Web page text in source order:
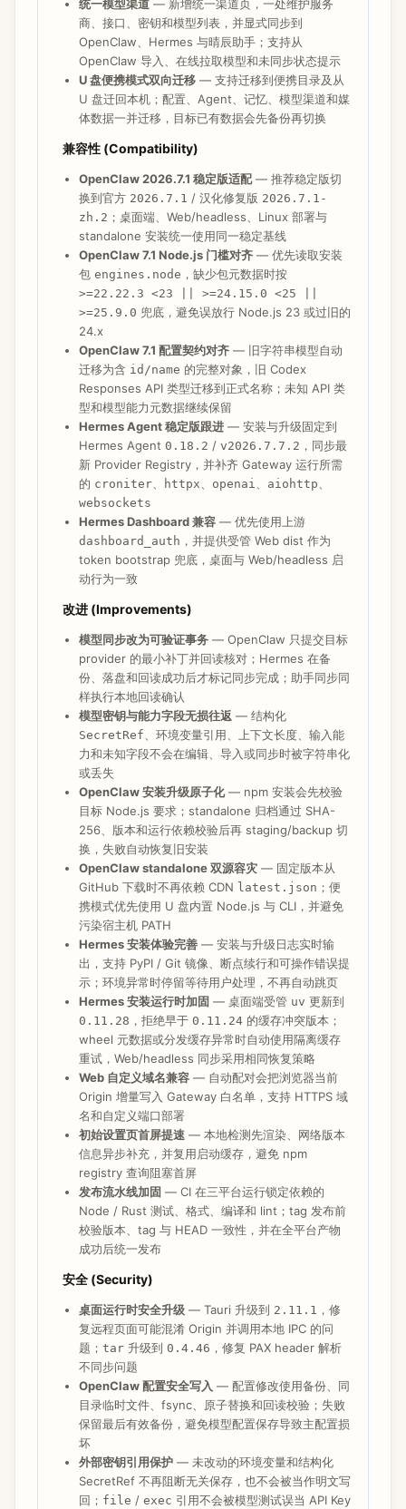
测试与验证 (Testing)
node --test tests/*.test.js ：537 passed
npm run build ：通过
cargo fmt --all -- --check 、
cargo check
--locked 、 cargo clippy --locked --all-
targets -- -D warnings
：通过
本地生产 Web Playwright：OpenClaw 核心路由、LM
Studio 配置同步、Hermes Gateway/Profile 和移动端
布局全部通过，页面错误、HTTP 500、失败请求和控
制台错误均为 0
Linux Docker 实测：镜像构建、OpenClaw CLI、LM
Studio 50000 → 196608 写入/Agent 同步/刷新回
读、自定义端口及健康检查全部通过
统一模型渠道 — 新增统一渠道页，一处维护服务
商、接口、密钥和模型列表，并显式同步到
OpenClaw、Hermes 与晴辰助手；支持从
OpenClaw 导入、在线拉取模型和未同步状态提示
U 盘便携模式双向迁移 — 支持迁移到便携目录及从
U 盘迁回本机；配置、Agent、记忆、模型渠道和媒
体数据一并迁移，目标已有数据会先备份再切换
兼容性 (Compatibility)
OpenClaw 2026.7.1 稳定版适配— 推荐稳定版切
换到官方 2026.7.1 / 汉化修复版 2026.7.1-
zh.2 ；桌面端、Web/headless、Linux 部署与
standalone 安装统一使用同一稳定基线
OpenClaw 7.1 Node.js 门槛对齐 — 优先读取安装
包 engines.node ，缺少包元数据时按
>=22.22.3 <23 || >=24.15.0 <25 ||
>=25.9.0 兜底，避免误放行 Node.js 23 或过旧的
24.x
OpenClaw 7.1 配置契约对齐 — 旧字符串模型自动
迁移为含 id/name 的完整对象，旧 Codex
Responses API 类型迁移到正式名称；未知 API 类
型和模型能力元数据继续保留
Hermes Agent 稳定版跟进 — 安装与升级固定到
Hermes Agent 0.18.2 / v2026.7.7.2 ，同步最
新 Provider Registry，并补齐 Gateway 运行所需
的 croniter httpx openai aiohttp
websockets
Hermes Dashboard 兼容 — 优先使用上游
dashboard_auth ，并提供受管 Web dist 作为
token bootstrap 兜底，桌面与 Web/headless 启
动行为一致
改进 (Improvements)
模型同步改为可验证事务 — OpenClaw 只提交目标
provider 的最小补丁并回读核对；Hermes 在备
份、落盘和回读成功后才标记同步完成；助手同步同
样执行本地回读确认
模型密钥与能力字段无损往返 — 结构化
SecretRef 、环境变量引用、上下文长度、输入能
力和未知字段不会在编辑、导入或同步时被字符串化
或丢失
OpenClaw 安装升级原子化— npm 安装会先校验
目标 Node.js 要求；standalone 归档通过 SHA-
256、版本和运行依赖校验后再 staging/backup 切
换，失败自动恢复旧安装
OpenClaw standalone 双源容灾 — 固定版本从
GitHub 下载时不再依赖 CDN latest.json ；便
携模式优先使用 U 盘内置 Node.js 与 CLI，并避免
污染宿主机 PATH
Hermes 安装体验完善 — 安装与升级日志实时输
出，支持 PyPI / Git 镜像、断点续行和可操作错误提
示；环境异常时停留等待用户处理，不再自动跳页
Hermes 安装运行时加固 — 桌面端受管 uv 更新到
0.11.28 ，拒绝早于 0.11.24 的缓存冲突版本；
wheel 元数据或分发缓存异常时自动使用隔离缓存
重试，Web/headless 同步采用相同恢复策略
Web 自定义域名兼容 — 自动配对会把浏览器当前
Origin 增量写入 Gateway 白名单，支持 HTTPS 域
名和自定义端口部署
初始设置页首屏提速 — 本地检测先渲染、网络版本
信息异步补充，并复用启动缓存，避免 npm
registry 查询阻塞首屏
发布流水线加固 — CI 在三平台运行锁定依赖的
Node / Rust 测试、格式、编译和 lint；tag 发布前
校验版本、tag 与 HEAD 一致性，并在全平台产物
成功后统一发布
安全 (Security)
桌面运行时安全升级 — Tauri 升级到 2.11.1 ，修
复远程页面可能混淆 Origin 并调用本地 IPC 的问
题； tar 升级到 0.4.46 ，修复 PAX header 解析
不同步问题
OpenClaw 配置安全写入 — 配置修改使用备份、同
目录临时文件、fsync、原子替换和回读校验；失败
保留最后有效备份，避免模型配置保存导致主配置损
坏
外部密钥引用保护 — 未改动的环境变量和结构化
SecretRef 不再阻断无关保存，也不会被当作明文写
回； file / exec 引用不会被模型测试误当 API Key